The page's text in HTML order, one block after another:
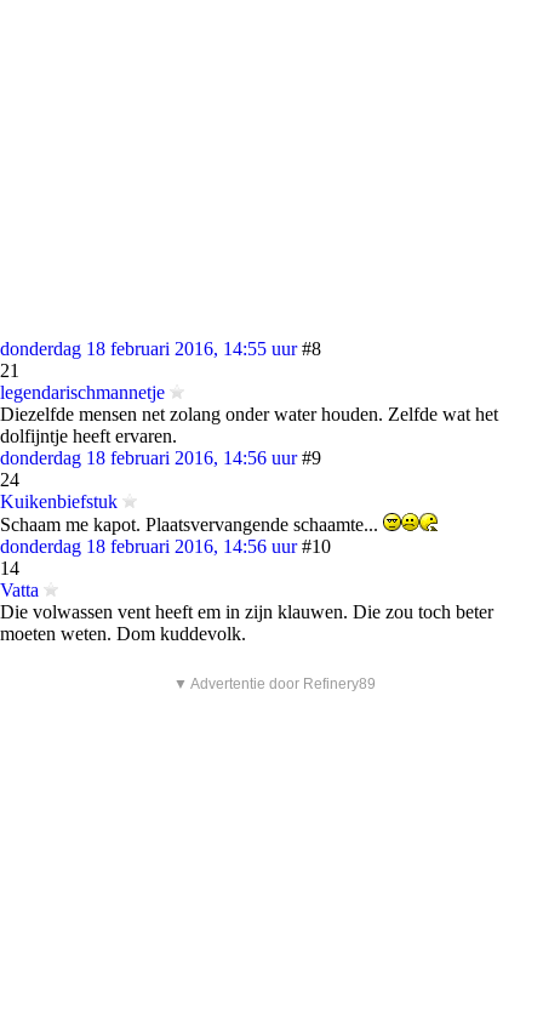
donderdag 18 februari 2016, 14:55 uur #8
21
legendarischmannetje
Diezelfde mensen net zolang onder water houden. Zelfde wat het
dolfijntje heeft ervaren.
donderdag 18 februari 2016, 14:56 uur #9
24
Kuikenbiefstuk
Schaam me kapot. Plaatsvervangende schaamte...
donderdag 18 februari 2016, 14:56 uur #10
14
Vatta
Die volwassen vent heeft em in zijn klauwen. Die zou toch beter
moeten weten. Dom kuddevolk.
▼ Advertentie door Refinery89